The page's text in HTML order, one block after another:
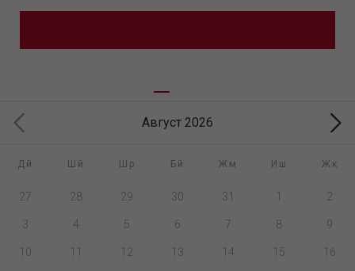
Август 2026
Дй Шй Шр Бй Жм Иш Жк
27 28 29 30 31 1 2
3 4 5 6 7 8 9
10 11 12 13 14 15 16